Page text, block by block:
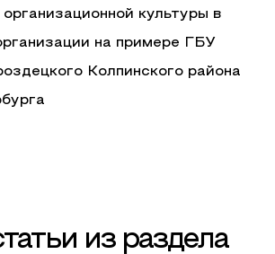
культуры в
на примере ГБУ
Колпинского района
из раздела